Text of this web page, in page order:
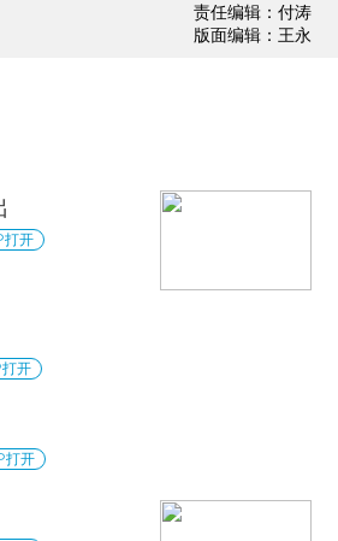
责任编辑：付涛
版面编辑：王永
打开
开
打开